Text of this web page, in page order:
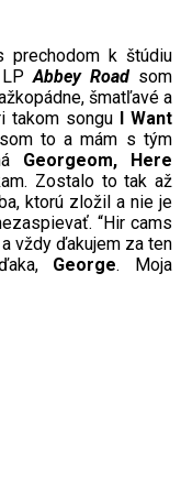
prechodom k štúdiu
LPAbbey Road som
šmatľavé a
takom songu IWant
to a mám s tým
Georgeom, Here
Zostalo to tak až
ktorú zložil a nie je
“Hir cams
vždy ďakujem za ten
George. Moja